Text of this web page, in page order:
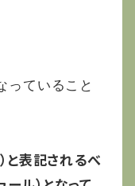
っていること
と表記されるべ